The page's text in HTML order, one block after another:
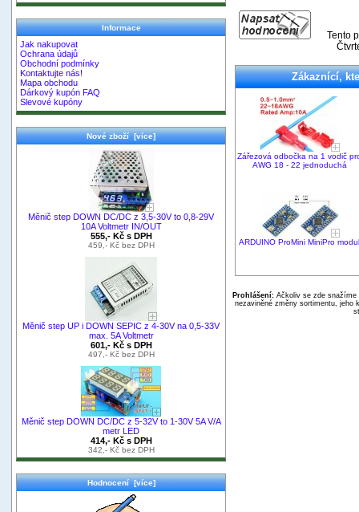
Informace
Jak nakupovat
Ochrana údajů
Obchodní podmínky
Kontaktujte nás!
Mapa obchodu
Dárkový kupón FAQ
Slevové kupóny
Nové zboží [více]
Měnič step DOWN DC/DC z 3,5-30V to 0,8-29V
10A Voltmetr IN/OUT
555,- Kč s DPH
459,- Kč bez DPH
Měnič step UP i DOWN SEPIC z 4-30V na 0,5-33V
max. 5A Voltmetr
601,- Kč s DPH
497,- Kč bez DPH
Měnič step DOWN DC/DC z 5-32V to 1-30V 5A V/A
metr LED
414,- Kč s DPH
342,- Kč bez DPH
Hodnocení [více]
Tento
Zákaznící,
Zářezová odbočka na 1 vodič
AWG 18 - 22 jednoduchá
ARDUINO ProMini MiniPro
Prohlášení:Ačkoliv se zde snažíme
nezaviněné změny sortimentu, jeho